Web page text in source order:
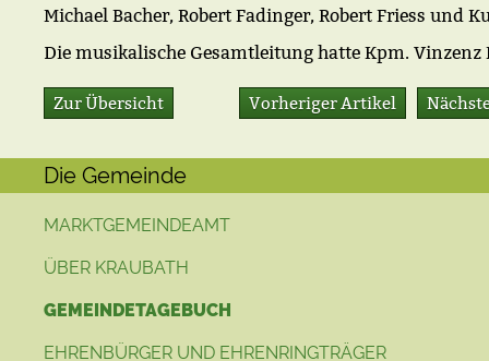
Michael Bacher, Robert Fadinger, Robert Friess und
Die musikalische Gesamtleitung hatte Kpm.
Vorheriger Artikel
Zur Übersicht
Die Gemeinde
MARKTGEMEINDEAMT
ÜBER KRAUBATH
GEMEINDETAGEBUCH
EHRENBÜRGER UND EHRENRINGTRÄGER